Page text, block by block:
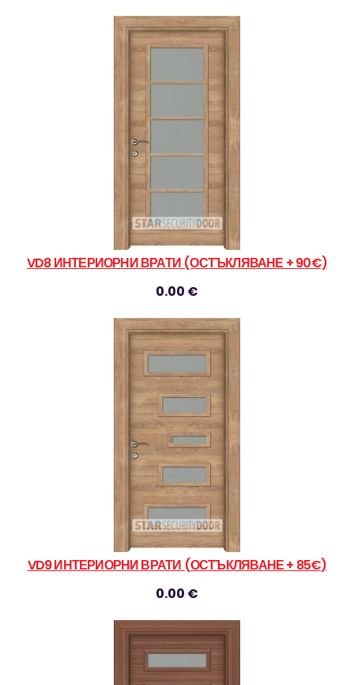
VD8 ИНТЕРИОРНИ ВРАТИ (ОСТЪКЛЯВАНЕ + 90€)
0.00 €
VD9 ИНТЕРИОРНИ ВРАТИ (ОСТЪКЛЯВАНЕ + 85€)
0.00 €